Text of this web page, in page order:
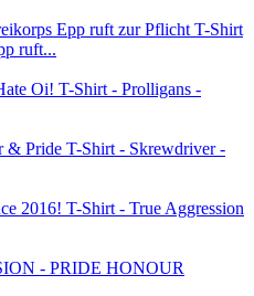
T-Shirt
ruft...
T-Shirt - Prolligans -
T-Shirt - Skrewdriver -
T-Shirt - True Aggression